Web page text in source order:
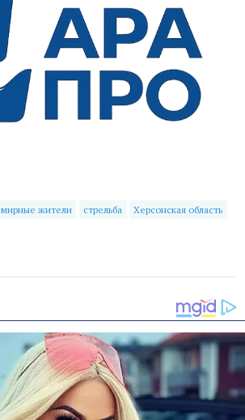
мирные жители стрельба
Херсонская область